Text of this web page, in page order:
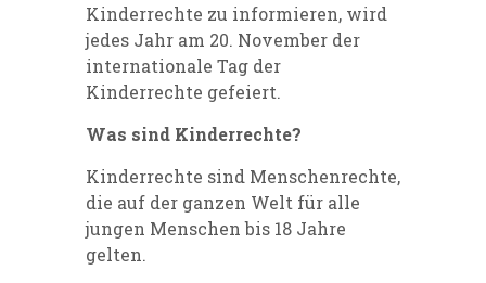
Kinderrechte zu informieren, wird
jedes Jahr am 20. November der
internationale Tag der
Kinderrechte gefeiert.
Was sind Kinderrechte?
Kinderrechte sind Menschenrechte,
die auf der ganzen Welt für alle
jungen Menschen bis 18 Jahre
gelten.